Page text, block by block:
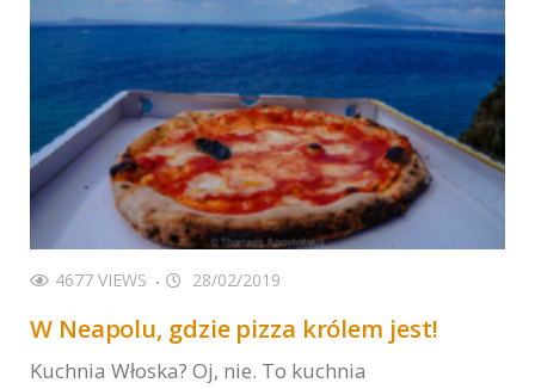
4677 VIEWS 28/02/2019
W Neapolu, gdzie pizza królem jest!
Kuchnia Włoska? Oj, nie. To kuchnia